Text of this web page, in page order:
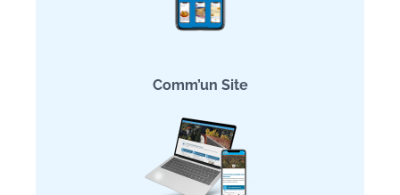
Comm’un Site